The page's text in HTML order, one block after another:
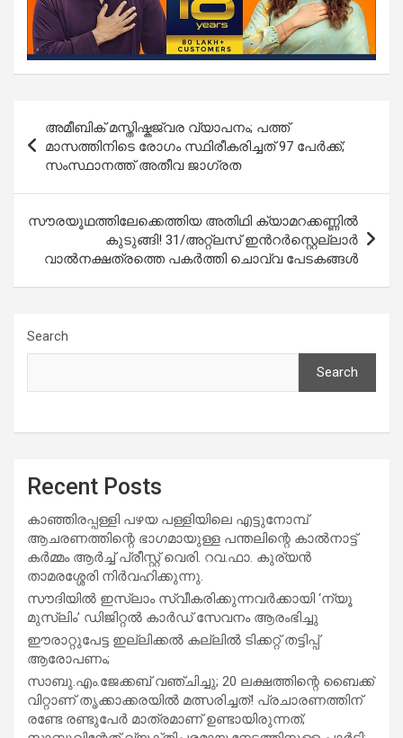
navigation
അമീബിക് മസ്തിഷ്കജ്വര വ്യാപനം; പത്ത്
മാസത്തിനിടെ രോഗം സ്ഥിരീകരിച്ചത് 97 പേർക്ക്;
സംസ്ഥാനത്ത് അതീവ ജാഗ്രത
സൗരയൂഥത്തിലേക്കെത്തിയ അതിഥി ക്യാമറക്കണ്ണില്‍
കുടുങ്ങി! 31/അറ്റ്‌ലസ് ഇന്‍റര്‍‌സ്റ്റെല്ലാര്‍
വാല്‍നക്ഷത്രത്തെ പകര്‍ത്തി ചൊവ്വ പേടകങ്ങള്‍
Search
Search
Recent Posts
കാഞ്ഞിരപ്പള്ളി പഴയ പള്ളിയിലെ എട്ടുനോമ്പ്
ആചരണത്തിന്റെ ഭാഗമായുള്ള പന്തലിന്റെ കാൽനാട്ട്
കർമ്മം ആർച്ച് പ്രീസ്റ്റ് വെരി. റവ.ഫാ. കുര്യൻ
താമരശ്ശേരി നിർവഹിക്കുന്നു.
സൗദിയില്‍ ഇസ്‌ലാം സ്വീകരിക്കുന്നവര്‍ക്കായി ‘ന്യൂ
മുസ്ലിം’ ഡിജിറ്റല്‍ കാര്‍ഡ് സേവനം ആരംഭിച്ചു
ഈരാറ്റുപേട്ട ഇല്ലിക്കൽ കല്ലിൽ ടിക്കറ്റ് തട്ടിപ്പ്
ആരോപണം;
സാബു.എം.ജേക്കബ് വഞ്ചിച്ചു; 20 ലക്ഷത്തിന്റെ ബൈക്ക്
വിറ്റാണ് തൃക്കാക്കരയില്‍ മത്സരിച്ചത്! പ്രചാരണത്തിന്
രണ്ടേ രണ്ടുപേര്‍ മാത്രമാണ് ഉണ്ടായിരുന്നത്;